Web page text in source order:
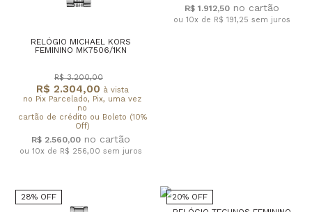
RELÓGIO MICHAEL KORS
FEMININO MK7506/1KN
R$ 2.304,00 à vista
no Pix Parcelado, Pix, uma vez
no
cartão de crédito ou Boleto (10%
Off)
R$ 3.200,00
R$ 2.560,00
ou 10x de R$ 256,00 sem juros
R$ 1.912,50
ou 10x de R$ 191,25 sem juros
28% OFF
20% OFF